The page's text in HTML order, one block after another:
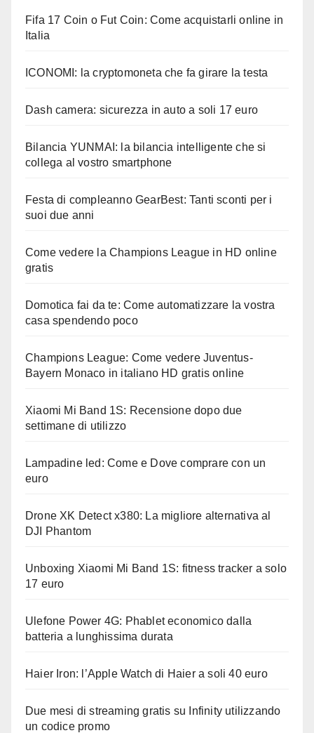
Fifa 17 Coin o Fut Coin: Come acquistarli online in
Italia
ICONOMI: la cryptomoneta che fa girare la testa
Dash camera: sicurezza in auto a soli 17 euro
Bilancia YUNMAI: la bilancia intelligente che si
collega al vostro smartphone
Festa di compleanno GearBest: Tanti sconti per i
suoi due anni
Come vedere la Champions League in HD online
gratis
Domotica fai da te: Come automatizzare la vostra
casa spendendo poco
Champions League: Come vedere Juventus-
Bayern Monaco in italiano HD gratis online
Xiaomi Mi Band 1S: Recensione dopo due
settimane di utilizzo
Lampadine led: Come e Dove comprare con un
euro
Drone XK Detect x380: La migliore alternativa al
DJI Phantom
Unboxing Xiaomi Mi Band 1S: fitness tracker a solo
17 euro
Ulefone Power 4G: Phablet economico dalla
batteria a lunghissima durata
Haier Iron: l’Apple Watch di Haier a soli 40 euro
Due mesi di streaming gratis su Infinity utilizzando
un codice promo